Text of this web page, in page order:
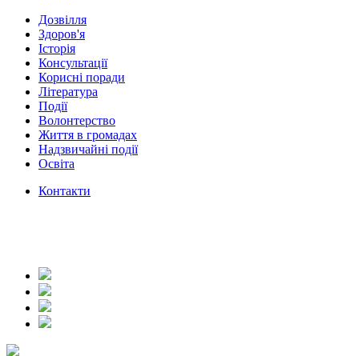
Дозвілля
Здоров'я
Історія
Консультації
Корисні поради
Література
Події
Волонтерство
Життя в громадах
Надзвичайні події
Освіта
Контакти